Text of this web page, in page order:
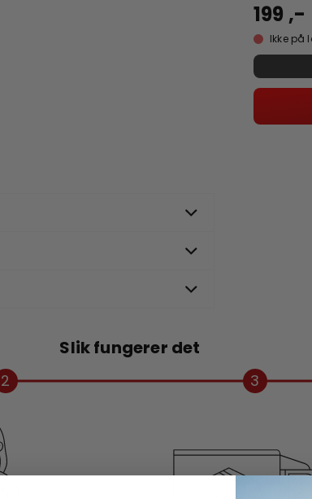
199 ,-
Ikke på
Slik fungerer det
2 3